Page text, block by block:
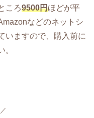
ころ9500円ほどが平
などのネットシ
いますので、購入前に
。